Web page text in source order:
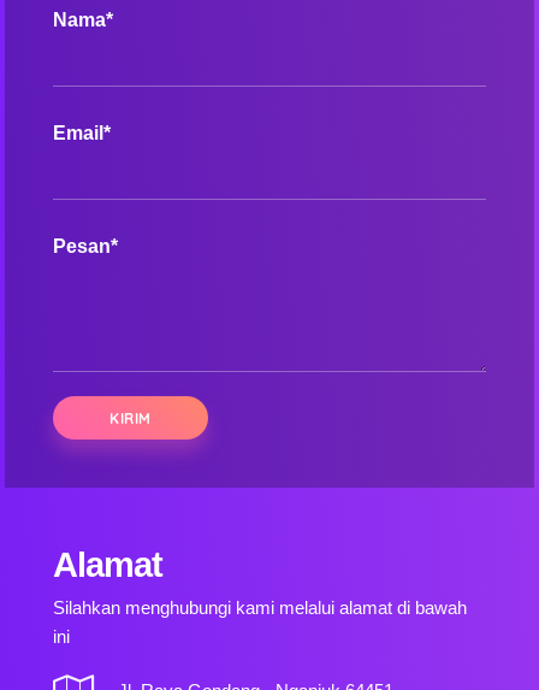
Nama*
Email*
Pesan*
Alamat
Silahkan menghubungi kami melalui alamat di bawah
ini